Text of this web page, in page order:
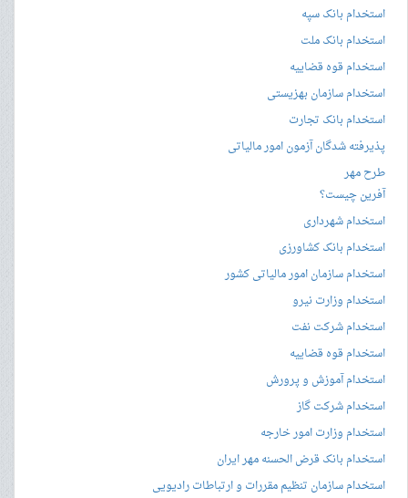
استخدام بانک سپه
استخدام بانک ملت
استخدام قوه قضاییه
استخدام سازمان بهزیستی
استخدام بانک تجارت
پذیرفته شدگان آزمون امور مالیاتی
طرح مهر
آفرین چیست؟
استخدام شهرداری
استخدام بانک کشاورزی
استخدام سازمان امور مالیاتی کشور
استخدام وزارت نیرو
استخدام شرکت نفت
استخدام قوه قضاییه
استخدام آموزش و پرورش
استخدام شرکت گاز
استخدام وزارت امور خارجه
استخدام بانک قرض الحسنه مهر ایران
استخدام سازمان تنظیم مقررات و ارتباطات رادیویی